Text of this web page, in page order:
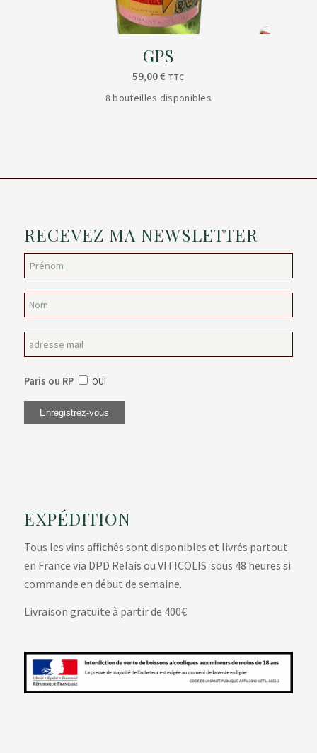
GPS
59,00€ TTC
8 bouteilles disponibles
RECEVEZ MA NEWSLETTER
Paris ou RP OUI
EXPÉDITION
Tous les vins affichés sont disponibles et livrés partout
en France via DPD Relais ou VITICOLIS sous 48 heures si
commande en début de semaine.
Livraison gratuite à partir de 400€